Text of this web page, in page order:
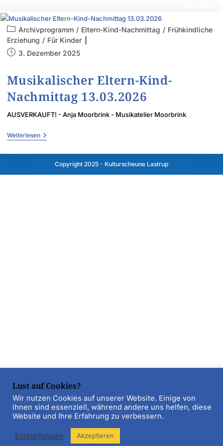
Archivprogramm / Eltern-Kind-Nachmittag / Frühkindliche
Erziehung / Für Kinder
3. Dezember 2025
Musikalischer Eltern-Kind-
Nachmittag 13.03.2026
AUSVERKAUFT! - Anja Moorbrink - Musikatelier Moorbrink
Weiterlesen
Copyright 2025 - Kulturscheune Lastrup
Lust auf Cookies?
Wir nutzen Cookies auf unserer Website. Einige von
ihnen sind essenziell, während andere uns helfen, diese
Website und Ihre Erfahrung zu verbessern.
Einstellungen Akzeptieren